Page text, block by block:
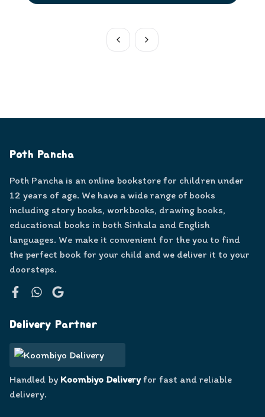
Poth Pancha
Poth Pancha is an online bookstore for children under
12 years of age. We have a wide range of books
including story books, workbooks, drawing books,
educational books in both Sinhala and English
languages. We make it convenient for the you to find
the perfect book for your child and we deliver it to your
doorsteps.
Delivery Partner
Handled by Koombiyo Deliveryfor fast and reliable
delivery.